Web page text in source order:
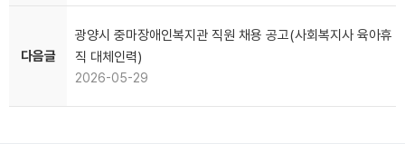
다음글
광양시 중마장애인복지관 직원 채용 공고(사회복지사 육아휴
직 대체인력)
2026-05-29